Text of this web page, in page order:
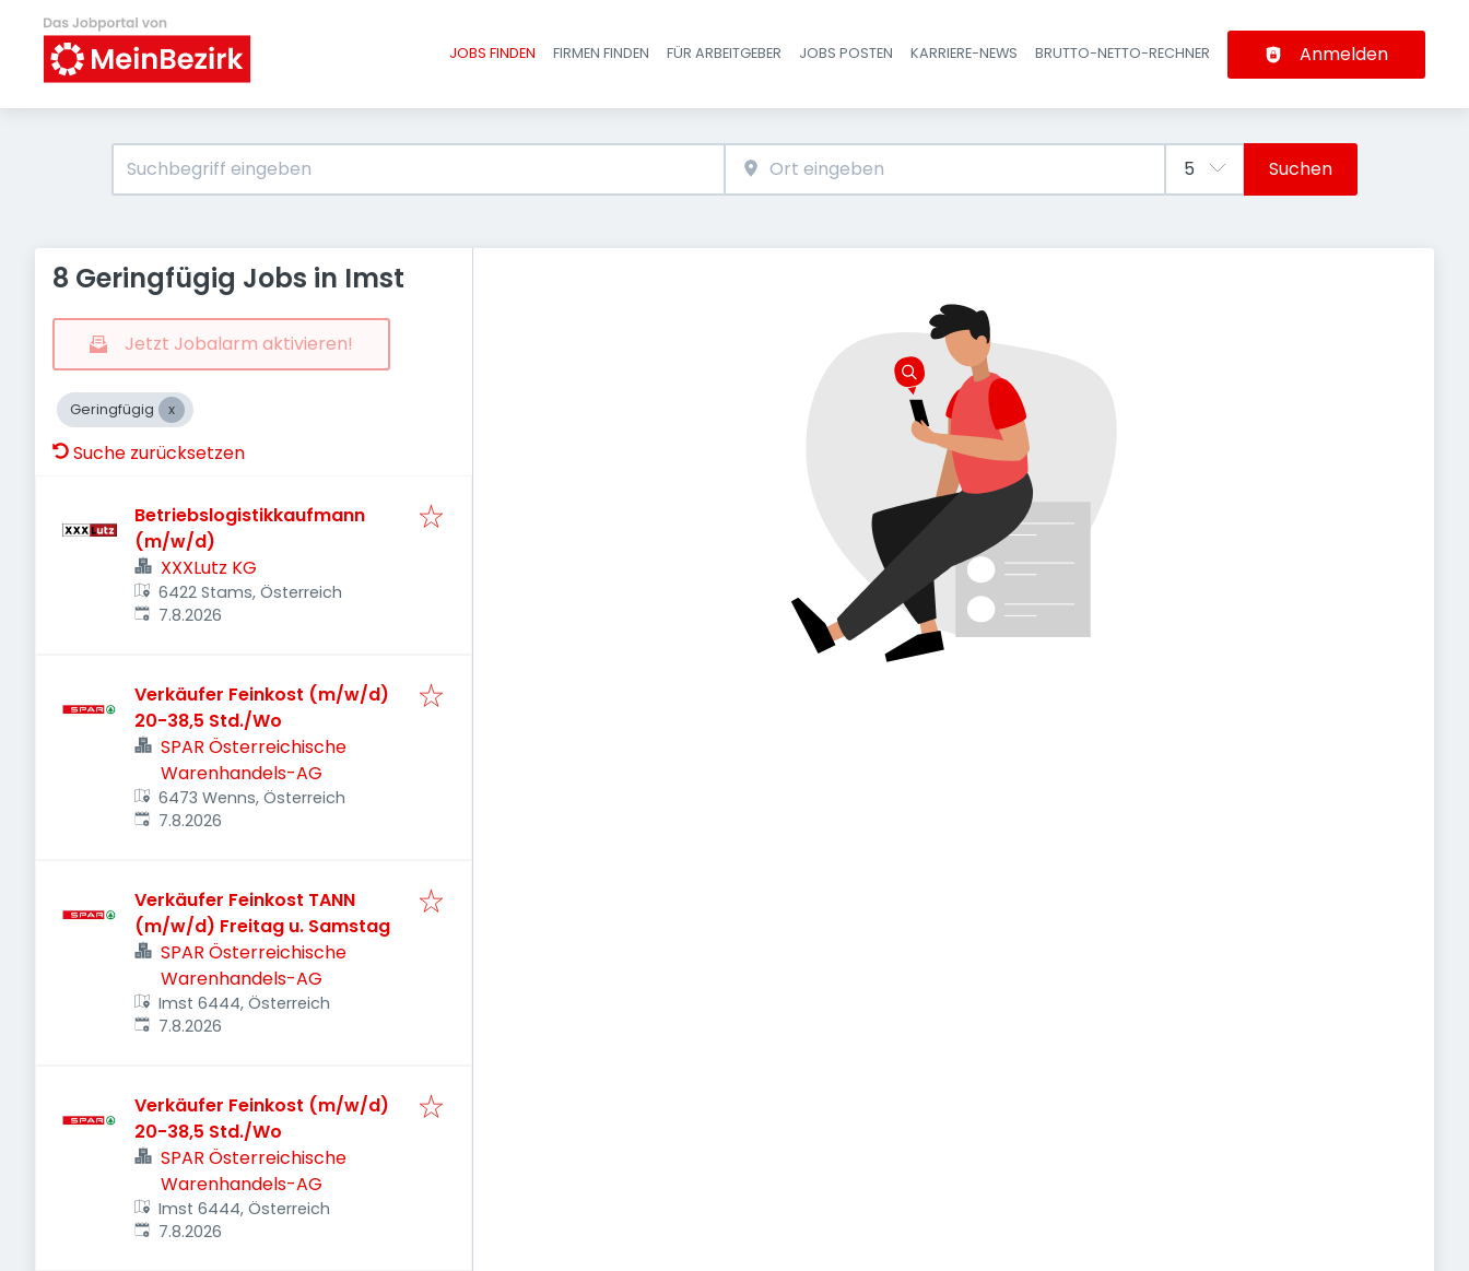
Haupt-Navigation
JOBS FINDEN FIRMEN FINDEN FÜR ARBEITGEBER JOBS POSTEN KARRIERE-NEWS BRUTTO-NETTO-RECHNER Anmelden
Suchen
8 Geringfügig Jobs in Imst
Jetzt Jobalarm aktivieren!
Geringfügig
Suche zurücksetzen
Betriebslogistikkaufmann
(m/w/d)
XXXLutz KG
6422 Stams, Österreich
Veröffentlicht
7.8.2026
Verkäufer Feinkost (m/w/d)
20-38,5 Std./Wo
SPAR Österreichische
Warenhandels-AG
6473 Wenns, Österreich
Veröffentlicht
7.8.2026
Verkäufer Feinkost TANN
(m/w/d) Freitag u. Samstag
SPAR Österreichische
Warenhandels-AG
Imst 6444, Österreich
Veröffentlicht
7.8.2026
Verkäufer Feinkost (m/w/d)
20-38,5 Std./Wo
SPAR Österreichische
Warenhandels-AG
Imst 6444, Österreich
Veröffentlicht
7.8.2026